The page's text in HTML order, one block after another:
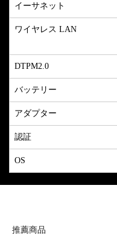
イーサネット
ワイヤレス LAN
DTPM2.0
バッテリー
アダプター
認証
OS
推薦商品